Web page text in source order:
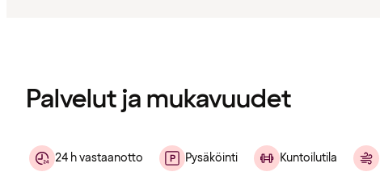
Palvelut ja mukavuudet
24 h vastaanotto Pysäköinti Kuntoilutila